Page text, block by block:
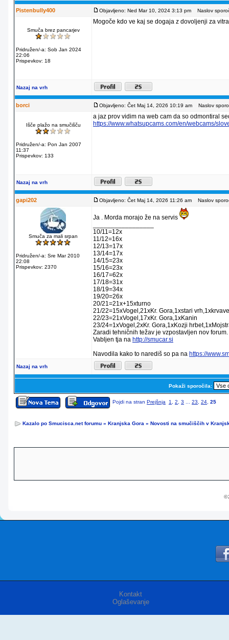
Pistenbully400 Objavljeno: Ned Mar 10, 2024 3:13 pm Naslov
Smuča brez pancarjev
Pridružen/-a: Sob Jan 2024
22:06
Prispevkov: 18
Mogoče kdo ve kaj se dogaja z dovoljenji za
Nazaj na vrh
borci Objavljeno: Čet Maj 14, 2026 10:19 am Naslov
Išče plažo na smučišču
Pridružen/-a: Pon Jan 2007
11:37
Prispevkov: 133
a jaz prov vidim na web cam da so odmontiral
https://www.whatsupcams.com/en/webcams/
Nazaj na vrh
gapi202 Objavljeno: Čet Maj 14, 2026 11:26 am Naslov
Smuča za mali srpan
Pridružen/-a: Sre Mar 2010
22:08
Prispevkov: 2370
Ja . Morda morajo že na servis
10/11=12x
11/12=16x
12/13=17x
13/14=17x
14/15=23x
15/16=23x
16/17=62x
17/18=31x
18/19=34x
19/20=26x
20/21=21x+15xturno
21/22=15xVogel,21xKr. Gora,1xstari
22/23=21xVogel,17xKr. Gora,1xKanin
23/24=1xVogel,2xKr. Gora,1xKozji
Zaradi tehničnih težav je vzpostavljen nov forum.
Vabljen tja na http://smucar.si
Navodila kako to narediš so pa na https://
Nazaj na vrh
Pokaži sporočila:
Pojdi na stran Prejšnja 1 2 3 23 24 25
Kazalo po Smucisca.net forumu » Kranjska Gora » Novosti na smučiščih v
©
Kontakt
Oglaševanje